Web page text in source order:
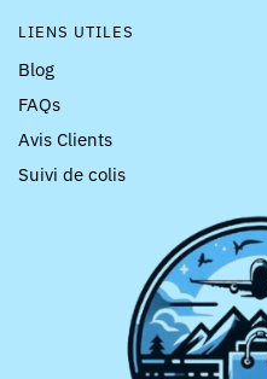
LIENS UTILES
Blog
FAQs
Avis Clients
Suivi de colis